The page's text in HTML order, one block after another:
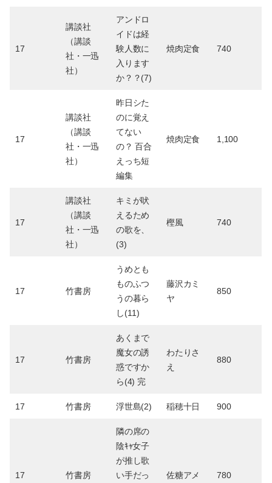
17
講談社
（講談
社・一迅
社）
アンドロ
イドは経
験人数に
入ります
か？？(7)
焼肉定食 740
17
講談社
（講談
社・一迅
社）
昨日シた
のに覚え
てない
の？ 百合
えっち短
編集
焼肉定食 1,100
17
講談社
（講談
社・一迅
社）
キミが吠
えるため
の歌を、
(3)
樫風 740
17 竹書房
うめとも
ものふつ
うの暮ら
し(11)
藤沢カミ
ヤ
850
17 竹書房
あくまで
魔女の誘
惑ですか
ら(4) 完
わたりさ
え
880
17 竹書房 浮世島(2) 稲穂十日 900
17 竹書房
隣の席の
陰ｷｬ女子
が推し歌
い手だっ
佐糖アメ 780